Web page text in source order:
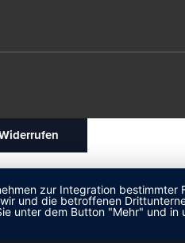
zur Integration
und die betroffenen
unter dem Button "Mehr" und